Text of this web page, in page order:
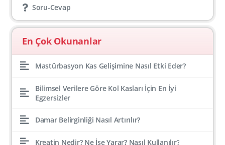
Soru-Cevap
En Çok Okunanlar
Mastürbasyon Kas Gelişimine Nasıl Etki Eder?
Bilimsel Verilere Göre Kol Kasları İçin En İyi
Egzersizler
Damar Belirginliği Nasıl Artırılır?
Kreatin Nedir? Ne İşe Yarar? Nasıl Kullanılır?